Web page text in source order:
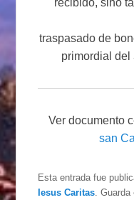
recibido, sino
traspasado de
primordial del
Ver documento
san
Esta entrada fue
Iesus Caritas.